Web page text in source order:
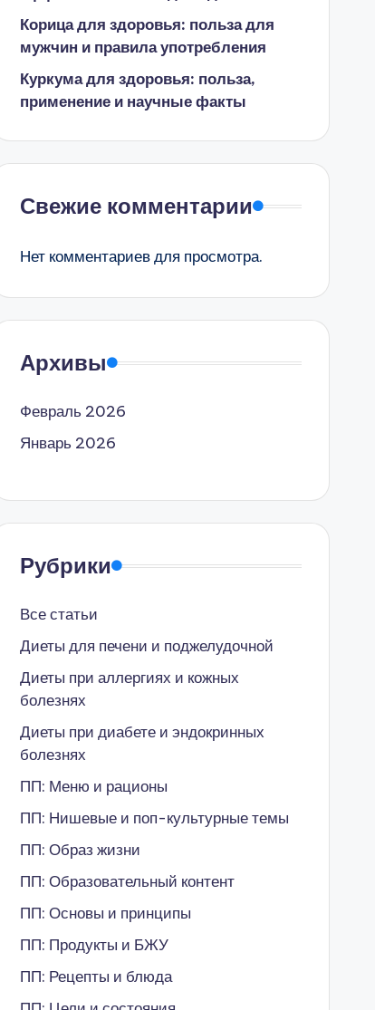
Корица для здоровья: польза для
мужчин и правила употребления
Куркума для здоровья: польза,
применение и научные факты
Свежие комментарии
Нет комментариев для просмотра.
Архивы
Февраль 2026
Январь 2026
Рубрики
Все статьи
Диеты для печени и поджелудочной
Диеты при аллергиях и кожных
болезнях
Диеты при диабете и эндокринных
болезнях
ПП: Меню и рационы
ПП: Нишевые и поп-культурные темы
ПП: Образ жизни
ПП: Образовательный контент
ПП: Основы и принципы
ПП: Продукты и БЖУ
ПП: Рецепты и блюда